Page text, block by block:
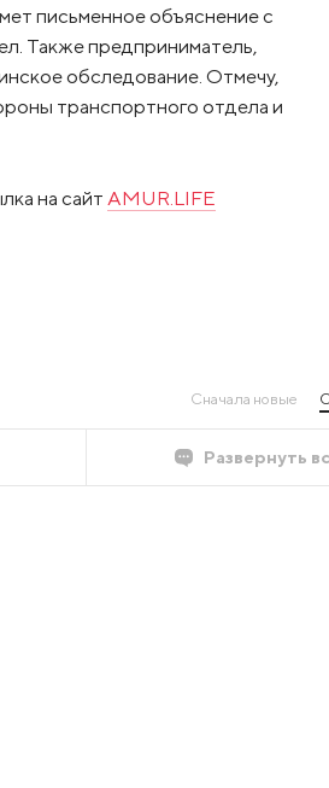
письменное объяснение с
Также предприниматель,
обследование. Отмечу,
транспортного отдела и
на сайт AMUR.LIFE
Сначала новые
Развернуть